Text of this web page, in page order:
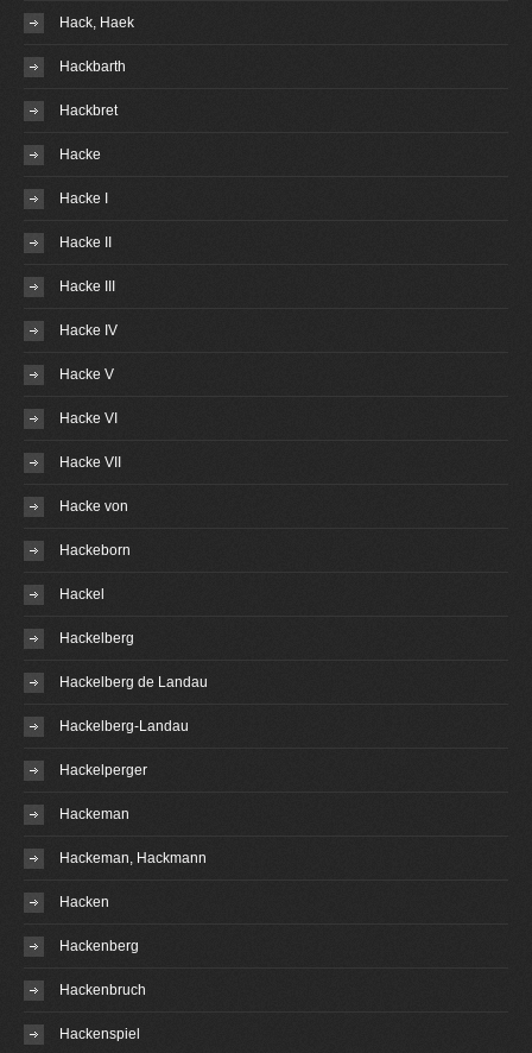
Hack, Haek
Hackbarth
Hackbret
Hacke
Hacke I
Hacke II
Hacke III
Hacke IV
Hacke V
Hacke VI
Hacke VII
Hacke von
Hackeborn
Hackel
Hackelberg
Hackelberg de Landau
Hackelberg-Landau
Hackelperger
Hackeman
Hackeman, Hackmann
Hacken
Hackenberg
Hackenbruch
Hackenspiel